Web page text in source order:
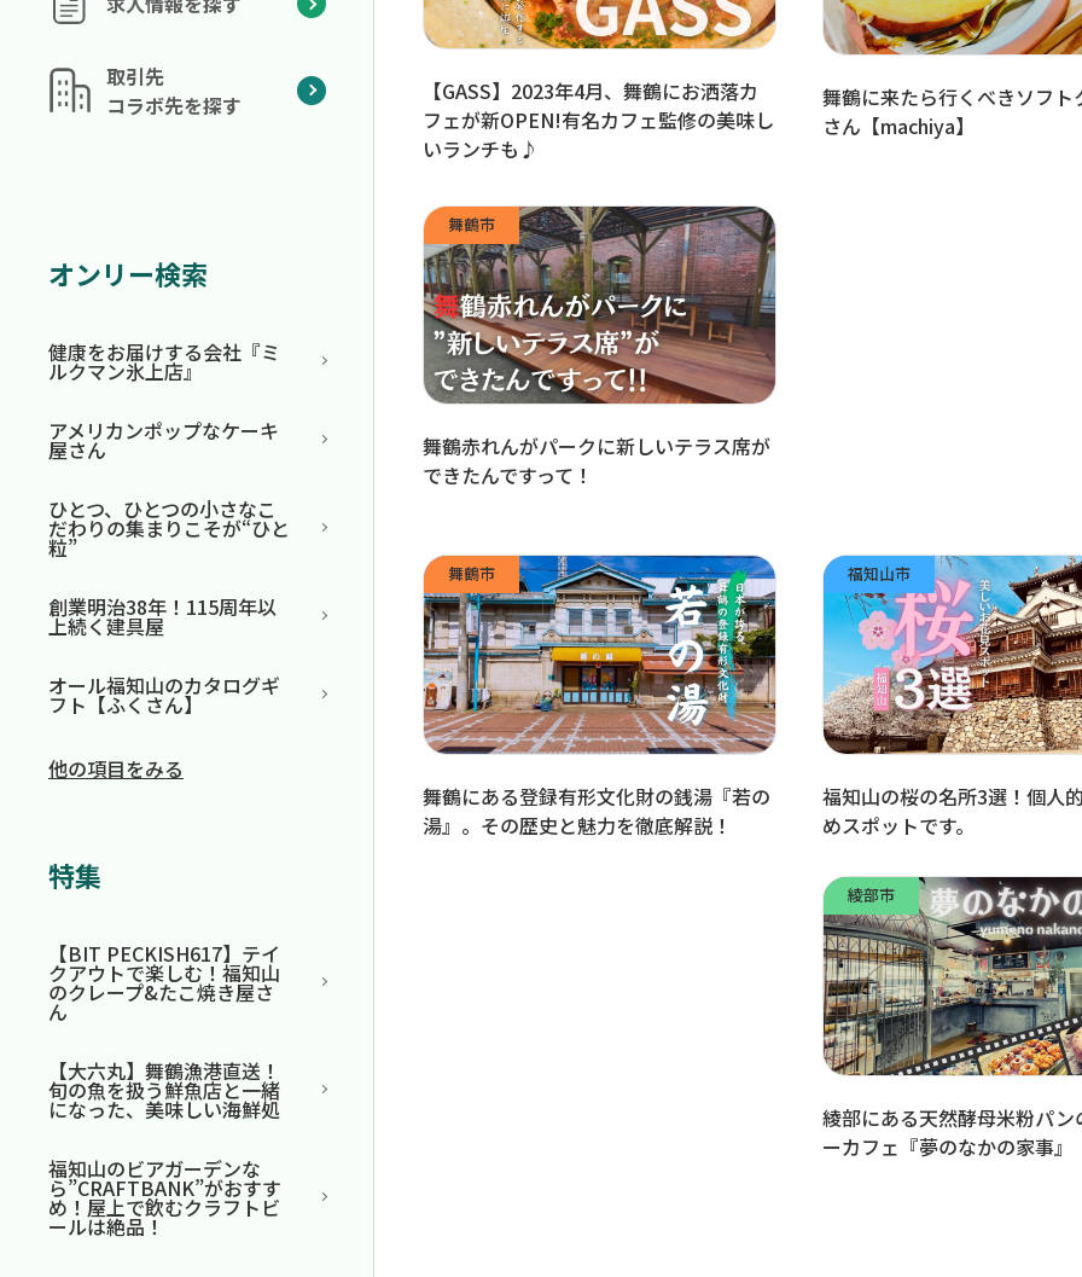
【GASS】2023年4月、舞鶴にお洒落カ
フェが新OPEN!有名カフェ監修の美味し
いランチも♪
舞鶴に来たら行くべきソフト
さん【machiya】
舞鶴市
舞鶴赤れんがパークに新しいテラス席が
できたんですって！
舞鶴市
舞鶴にある登録有形文化財の銭湯『若の
湯』。その歴史と魅力を徹底解説！
福知山市
福知山の桜の名所3選！個人
めスポットです。
綾部市
綾部にある天然酵母米粉パン
ーカフェ『夢のなかの家事』
取引先
コラボ先を探す
オンリー検索
健康をお届けする会社『ミ
ルクマン氷上店』
アメリカンポップなケーキ
屋さん
ひとつ、ひとつの小さなこ
だわりの集まりこそが“ひと
粒”
創業明治38年！115周年以
上続く建具屋
オール福知山のカタログギ
フト【ふくさん】
他の項目をみる
特集
【BIT PECKISH617】テイ
クアウトで楽しむ！福知山
のクレープ&たこ焼き屋さ
ん
【大六丸】舞鶴漁港直送！
旬の魚を扱う鮮魚店と一緒
になった、美味しい海鮮処
福知山のビアガーデンな
ら”CRAFTBANK”がおすす
め！屋上で飲むクラフトビ
ールは絶品！